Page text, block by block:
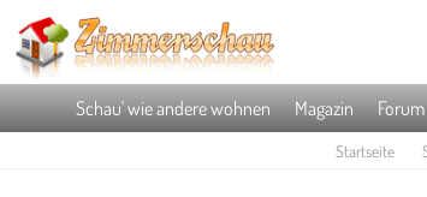
Schau' wie andere wohnen Magazin Forum
Startseite